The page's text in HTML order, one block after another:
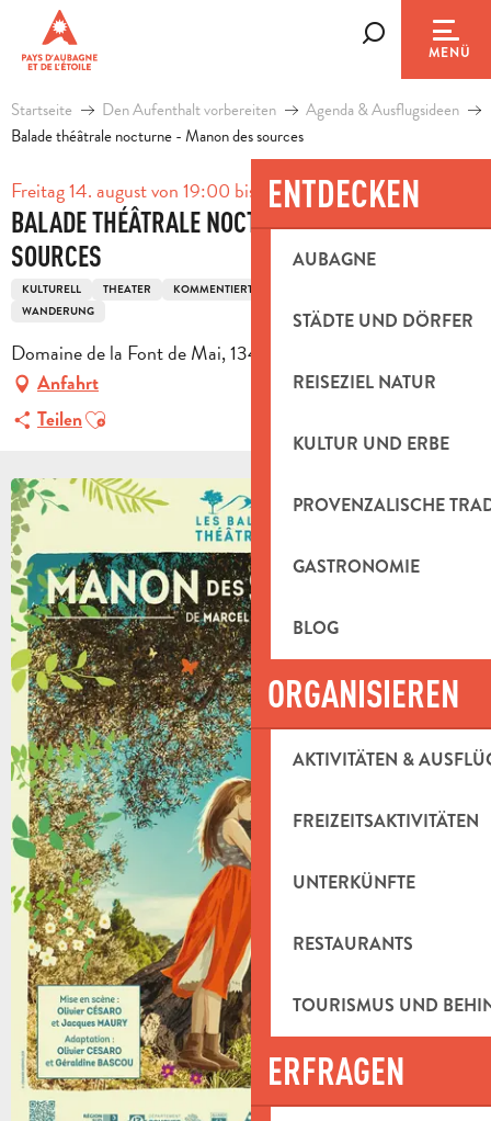
contenu
principal
MENÜ
ENTDECKEN
AUBAGNE
STÄDTE UND DÖRFER
REISEZIEL NATUR
KULTUR UND ERBE
PROVENZALISCHE
GASTRONOMIE
BLOG
ORGANISIEREN
AKTIVITÄTEN &
FREIZEITSAKTIVITÄTEN
UNTERKÜNFTE
RESTAURANTS
TOURISMUS UND
ERFRAGEN
Startseite Den Aufenthalt vorbereiten
Agenda & Ausflugsideen
Balade théâtrale nocturne - Manon des sources
Freitag 14. august von 19:00 bis zu 23:30
BALADE THÉÂTRALE NOCTURNE - MANON DES
SOURCES
KULTURELL THEATER KOMMENTIERTER RUNDGANG
WANDERUNG
Domaine de la Font de Mai, 13400 Aubagne
Anfahrt
TeilenAjouter aux favoris